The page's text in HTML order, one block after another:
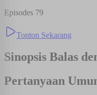
Episodes 79
Tonton Sekarang
Sinopsis Balas
Pertanyaan